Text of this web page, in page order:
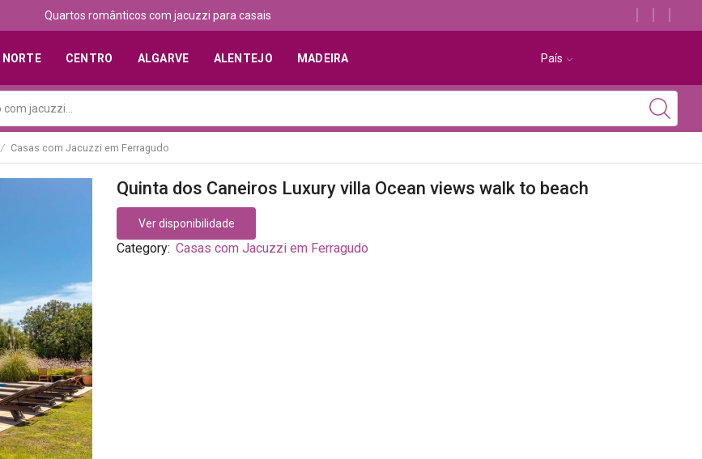
Quartos românticos com jacuzzi para casais
NORTE CENTRO ALGARVE ALENTEJO MADEIRA País
/ Casas com Jacuzzi em Ferragudo
Quinta dos Caneiros Luxury villa Ocean views walk to beach
Ver disponibilidade
Category: Casas com Jacuzzi em Ferragudo